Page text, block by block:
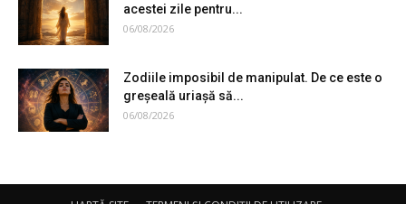
acestei zile pentru...
06/08/2026
Zodiile imposibil de manipulat. De ce este o
greșeală uriașă să...
06/08/2026